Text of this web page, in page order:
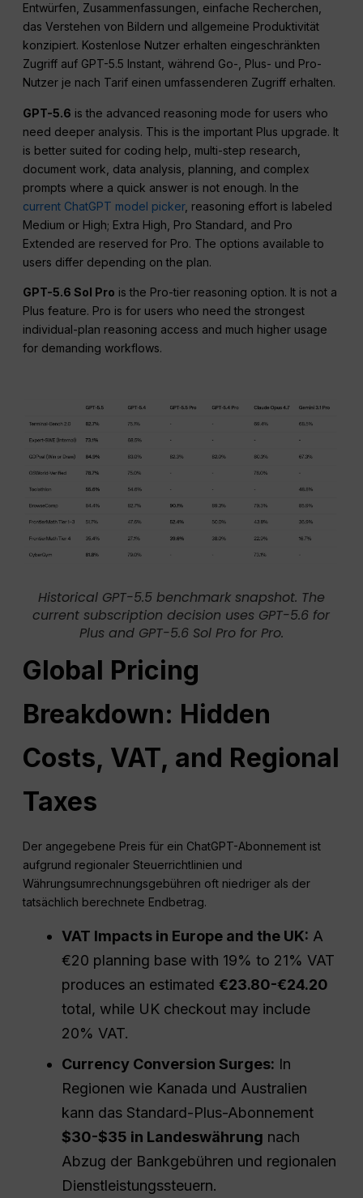
Entwürfen, Zusammenfassungen, einfache Recherchen,
das Verstehen von Bildern und allgemeine Produktivität
konzipiert. Kostenlose Nutzer erhalten eingeschränkten
Zugriff auf GPT-5.5 Instant, während Go-, Plus- und Pro-
Nutzer je nach Tarif einen umfassenderen Zugriff erhalten.
GPT-5.6 is the advanced reasoning mode for users who
need deeper analysis. This is the important Plus upgrade. It
is better suited for coding help, multi-step research,
document work, data analysis, planning, and complex
prompts where a quick answer is not enough. In the
current ChatGPT model picker, reasoning effort is labeled
Medium or High; Extra High, Pro Standard, and Pro
Extended are reserved for Pro. The options available to
users differ depending on the plan.
GPT-5.6 Sol Pro is the Pro-tier reasoning option. It is not a
Plus feature. Pro is for users who need the strongest
individual-plan reasoning access and much higher usage
for demanding workflows.
Historical GPT-5.5 benchmark snapshot. The
current subscription decision uses GPT-5.6 for
Plus and GPT-5.6 Sol Pro for Pro.
Global Pricing
Breakdown: Hidden
Costs, VAT, and Regional
Taxes
Der angegebene Preis für ein ChatGPT-Abonnement ist
aufgrund regionaler Steuerrichtlinien und
Währungsumrechnungsgebühren oft niedriger als der
tatsächlich berechnete Endbetrag.
VAT Impacts in Europe and the UK: A
€20 planning base with 19% to 21% VAT
produces an estimated€23.80-€24.20
total, while UK checkout may include
20% VAT.
Currency Conversion Surges: In
Regionen wie Kanada und Australien
kann das Standard-Plus-Abonnement
$30-$35 in Landeswährung nach
Abzug der Bankgebühren und regionalen
Dienstleistungssteuern.